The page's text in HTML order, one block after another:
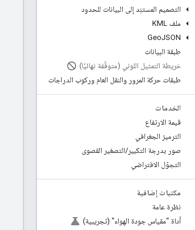
التصميم المستنِد إلى البيانات للحدود
ملف KML
GeoJSON
طبقة البيانات
خريطة التمثيل اللوني (متوقّفة نهائيًا)
طبقات حركة المرور والنقل العام وركوب الدراجات
الخدمات
قيمة الارتفاع
الترميز الجغرافي
صور بدرجة التكبير/التصغير القصوى
التجوّل الافتراضي
مكتبات إضافية
نظرة عامة
أداة "مقياس جودة الهواء" (تجريبية)